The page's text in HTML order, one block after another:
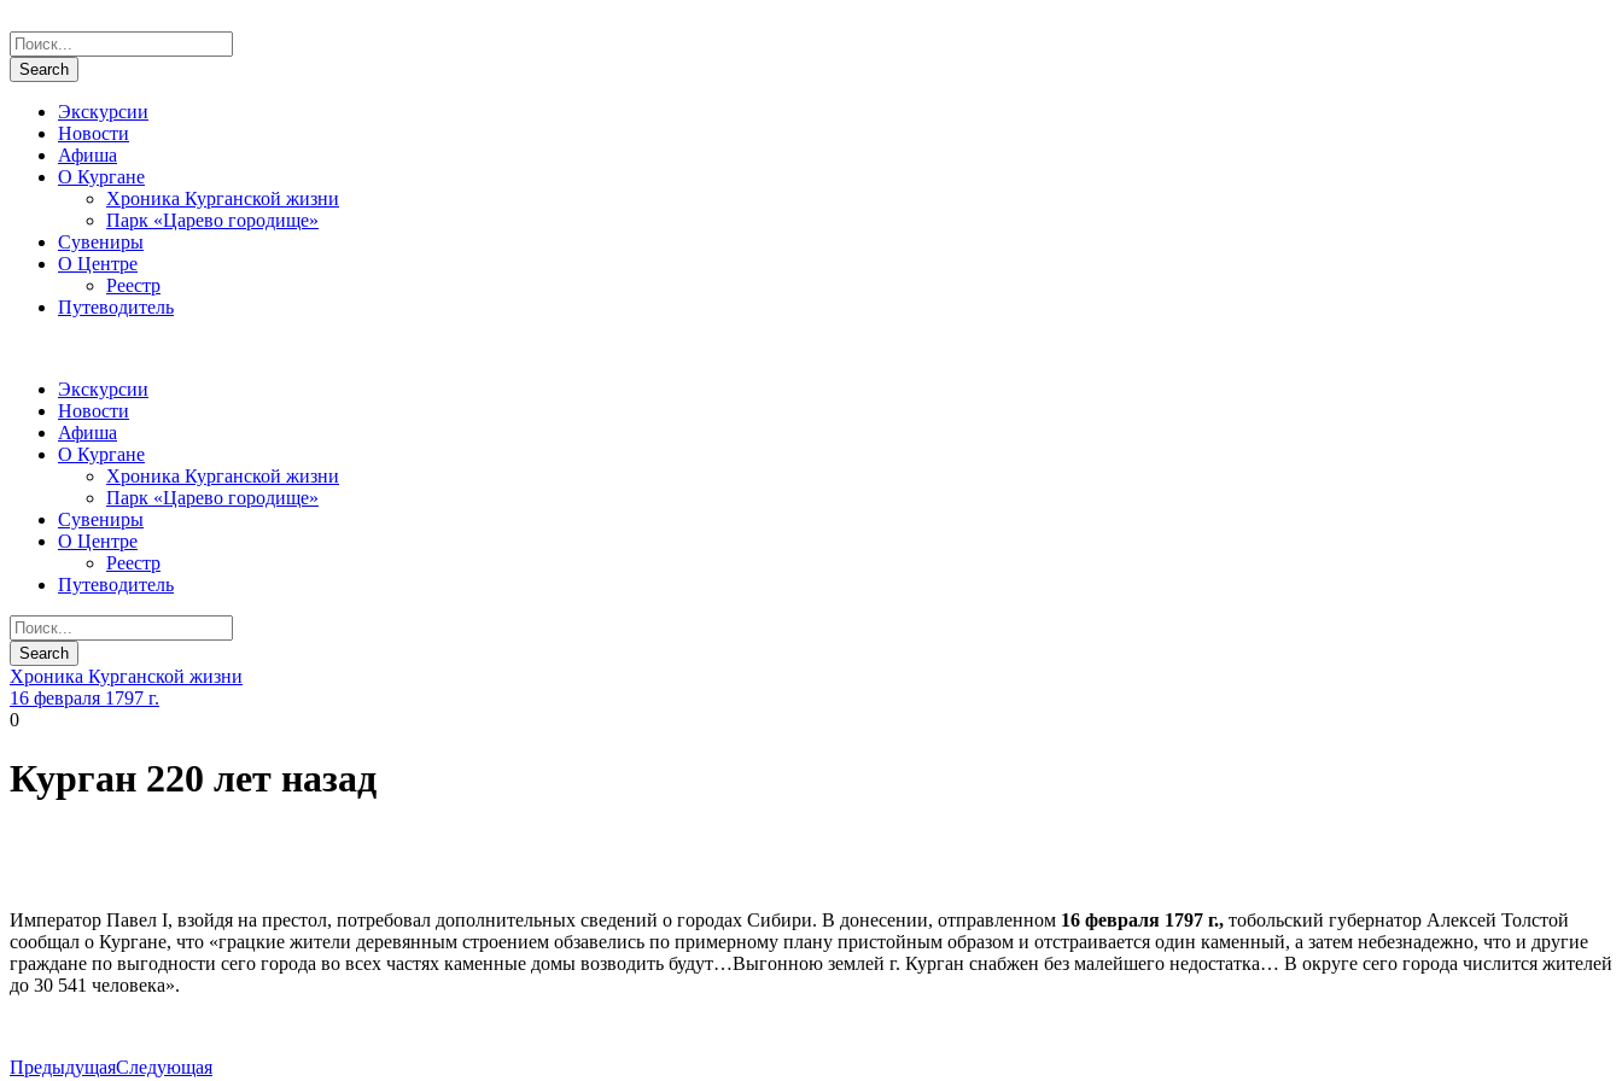
Экскурсии
Новости
Афиша
О Кургане
Хроника Курганской жизни
Парк «Царево городище»
Сувениры
О Центре
Реестр
Путеводитель
Экскурсии
Новости
Афиша
О Кургане
Хроника Курганской жизни
Парк «Царево городище»
Сувениры
О Центре
Реестр
Путеводитель
Хроника Курганской жизни
16 февраля 1797 г.
0
Курган 220 лет назад
Император Павел I, взойдя на престол, потребовал дополнительных сведений о городах Сибири. В донесении, отправленном 16 февраля 1797 г., тобольский губернатор Алексей Толстой
сообщал о Кургане, что «грацкие жители деревянным строением обзавелись по примерному плану пристойным образом и отстраивается один каменный, а затем небезнадежно, что и другие
граждане по выгодности сего города во всех частях каменные домы возводить будут…Выгонною землей г. Курган снабжен без малейшего недостатка… В округе сего города числится жителей
до 30 541 человека».
ПредыдущаяСледующая